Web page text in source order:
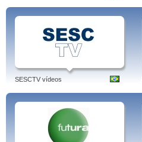
SESCTV vídeos